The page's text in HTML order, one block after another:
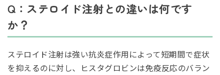
Q：ステロイド注射との違いは何です
か？
ステロイド注射は強い抗炎症作用によって短期間で症状
を抑えるのに対し、ヒスタグロビンは免疫反応のバラン